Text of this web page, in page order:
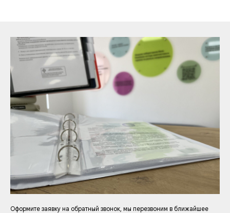
Оформите заявку на обратный звонок, мы перезвоним в ближайшее